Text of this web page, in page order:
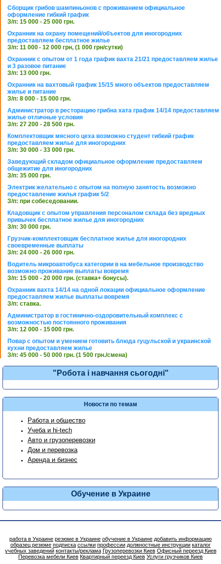
Сборщик грибов шампиньонов с проживанием официальное
оформление гибкий график
З/п: 15 000 - 25 000 грн.
Охранник на охрану помещений/объектов для иногородних
предоставляем бесплатное жилье
З/п: 11 000 - 12 000 грн, (1 000 грн/сутки)
Охранник с опытом от 1 года график вахта 21/21 предоставляем жилье
и 3 разовое питание
З/п: 13 000 грн.
Охранник на вахтовый график 15/15 много объектов предоставляем
жилье и питание
З/п: 8 000 - 15 000 грн.
Администратор в ресторацию грибна хата график 14/14 предоставляем
жилье отличные условия
З/п: 27 200 - 28 500 грн.
Комплектовщик мясного цеха возможно студент гибкий график
предоставляем жилье для иногородних
З/п: 30 000 - 33 000 грн.
Заведующий складом официальное оформление предоставляем
общежитие для иногородних
З/п: 35 000 грн.
Электрик желательно с опытом на полную занятость возможно
предоставление жилья график 5/2
З/п: при собеседовании.
Кладовщик с опытом управления персоналом склада без вредных
привычек бесплатное жилье для иногородних
З/п: 30 000 грн.
Грузчик-комплектовщик бесплатное жилье для иногородних
своевременные выплаты
З/п: 24 000 - 26 000 грн.
Водитель микроавтобуса категории в на мебельное производство
возможно проживание выплаты вовремя
З/п: 15 000 - 20 000 грн. (ставка+ бонусы).
Охранник вахта 14/14 на одной локации официальное оформление
предоставляем жилье выплаты вовремя
З/п: ставка.
Администратор в гостинично-оздоровительный комплекс с
возможностью постоянного проживания
З/п: 12 000 - 15 000 грн.
Повар с опытом и умением готовить блюда гуцульской и украинской
кухни предоставляем жилье
З/п: 45 000 - 50 000 грн. (1 500 грн./смена)
"Робота і навчання сьогодні"
Новости по темам
Работа и общество
Учеба и hi-tech
Авто и грузоперевозки
Дом и перевозка
Аренда и бизнес
Обучение в Украине
работа в Украине резюме в Украине обучение в Украине добавить информацию
образец резюме подписка ссылки профессии должностные инструкции каталог
учебных заведений контакты/реклама Грузоперевозки Киев Офисный переезд Киев
Перевозка мебели Киев Квартирный переезд Киев Услуги грузчиков Киев